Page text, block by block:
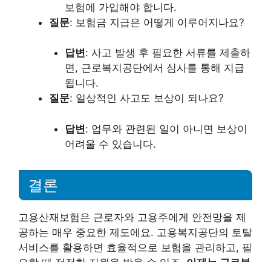
보험에 가입해야 합니다.
질문: 보험금 지급은 어떻게 이루어지나요?
답변: 사고 발생 후 필요한 서류를 제출하
면, 근로복지공단에서 심사를 통해 지급
됩니다.
질문: 일상적인 사고도 보상이 되나요?
답변: 업무와 관련된 일이 아니면 보상이
어려울 수 있습니다.
결론
고용산재보험은 근로자와 고용주에게 안전망을 제
공하는 매우 중요한 제도에요. 고용복지공단의 토탈
서비스를 활용하면 효율적으로 보험을 관리하고, 필